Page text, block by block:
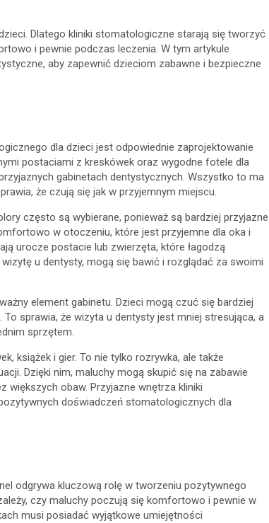
Dlatego kliniki stomatologiczne starają się tworzyć
i pewnie podczas leczenia. W tym artykule
aby zapewnić dzieciom zabawne i bezpieczne
dla dzieci jest odpowiednie zaprojektowanie
postaciami z kreskówek oraz wygodne fotele dla
gabinetach dentystycznych. Wszystko to ma
że czują się jak w przyjemnym miejscu.
często są wybierane, ponieważ są bardziej przyjazne
w otoczeniu, które jest przyjemne dla oka i
urocze postacie lub zwierzęta, które łagodzą
u dentysty, mogą się bawić i rozglądać za swoimi
element gabinetu. Dzieci mogą czuć się bardziej
sprawia, że wizyta u dentysty jest mniej stresująca, a
sprzętem.
książek i gier. To nie tylko rozrywka, ale także
Dzięki nim, maluchy mogą skupić się na zabawie
większych obaw. Przyjazne wnętrza kliniki
doświadczeń stomatologicznych dla
odgrywa kluczową rolę w tworzeniu pozytywnego
czy maluchy poczują się komfortowo i pewnie w
musi posiadać wyjątkowe umiejętności